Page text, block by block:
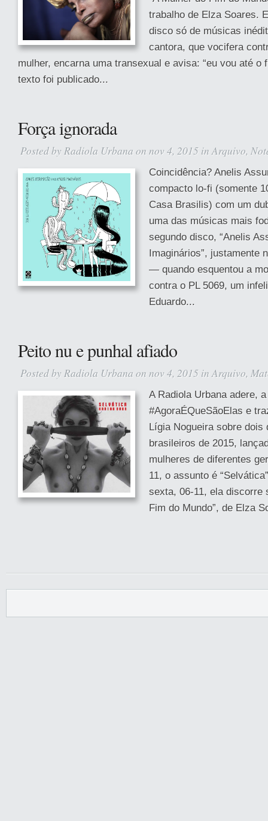
trabalho de Elza Soares.
disco só de músicas
cantora, que vocifera
mulher, encarna uma transexual e avisa: “eu vou até o
texto foi publicado...
Força ignorada
Posted by Radiola Urbana on nov 4, 2015 inArquivo,
Coincidência? Anelis
compacto lo-fi (somente
Casa Brasilis) com um
uma das músicas mais
segundo disco, “Anelis
Imaginários”, justamente
— quando esquentou a
contra o PL 5069, um
Eduardo...
Peito nu e punhal afiado
Posted by Radiola Urbana on nov 4, 2015 inArquivo,
A Radiola Urbana adere,
#AgoraÉQueSãoElas e
Lígia Nogueira sobre
brasileiros de 2015,
mulheres de diferentes
11, o assunto é
sexta, 06-11, ela discorre
Fim do Mundo”, de Elza